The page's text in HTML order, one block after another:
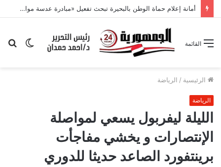
الوضع
القائمة
الرئيسية / الرياضة
الرياضة
الليلة ليفربول يسعي لمواصلة
الإنتصارات و يخشي مفاجأت
برينتفورد الصاعد حديثا للدوري